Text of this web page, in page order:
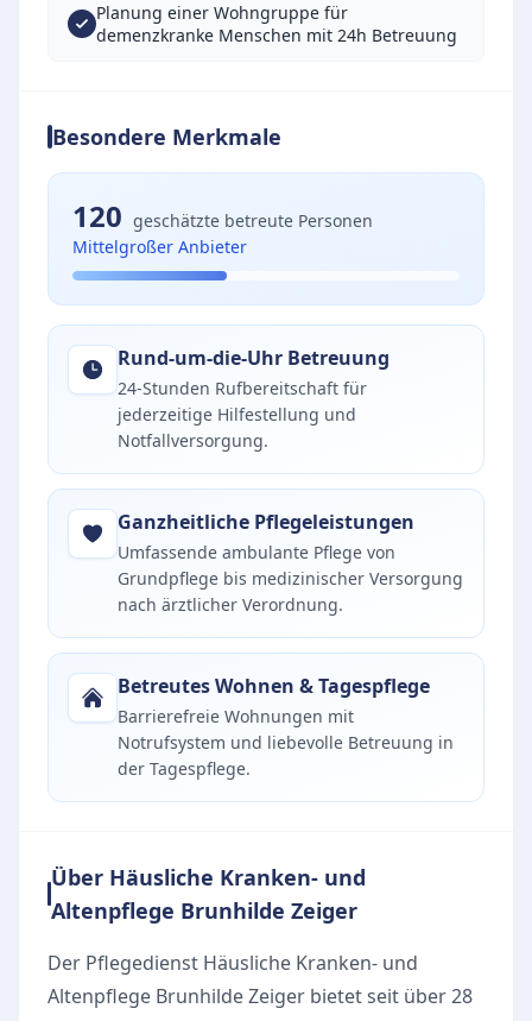
Planung einer Wohngruppe für
demenzkranke Menschen mit 24h Betreuung
Besondere Merkmale
120 geschätzte betreute Personen
Mittelgroßer Anbieter
Rund-um-die-Uhr Betreuung
24-Stunden Rufbereitschaft für
jederzeitige Hilfestellung und
Notfallversorgung.
Ganzheitliche Pflegeleistungen
Umfassende ambulante Pflege von
Grundpflege bis medizinischer Versorgung
nach ärztlicher Verordnung.
Betreutes Wohnen & Tagespflege
Barrierefreie Wohnungen mit
Notrufsystem und liebevolle Betreuung in
der Tagespflege.
Über Häusliche Kranken- und
Altenpflege Brunhilde Zeiger
Der Pflegedienst Häusliche Kranken- und
Altenpflege Brunhilde Zeiger bietet seit über 28